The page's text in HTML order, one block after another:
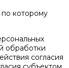
которому
обработки
согласия